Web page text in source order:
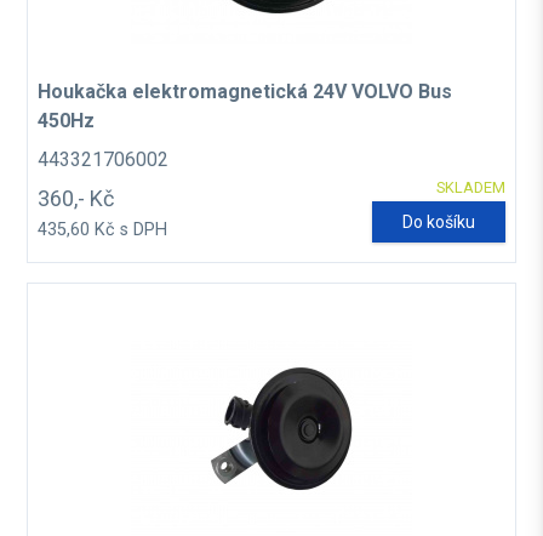
Houkačka elektromagnetická 24V VOLVO Bus
450Hz
443321706002
SKLADEM
360,- Kč
435,60 Kč s DPH Do košíku